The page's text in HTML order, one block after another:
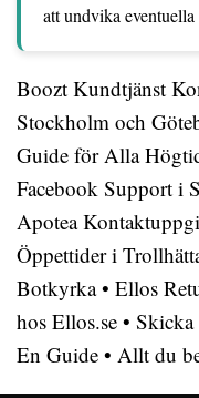
att undvika
Boozt Kundtjänst
Stockholm och
Guide för Alla
Facebook Support i
Apotea
Öppettider i
Botkyrka• Ellos
hos Ellos.se • Skicka
En Guide • Allt du